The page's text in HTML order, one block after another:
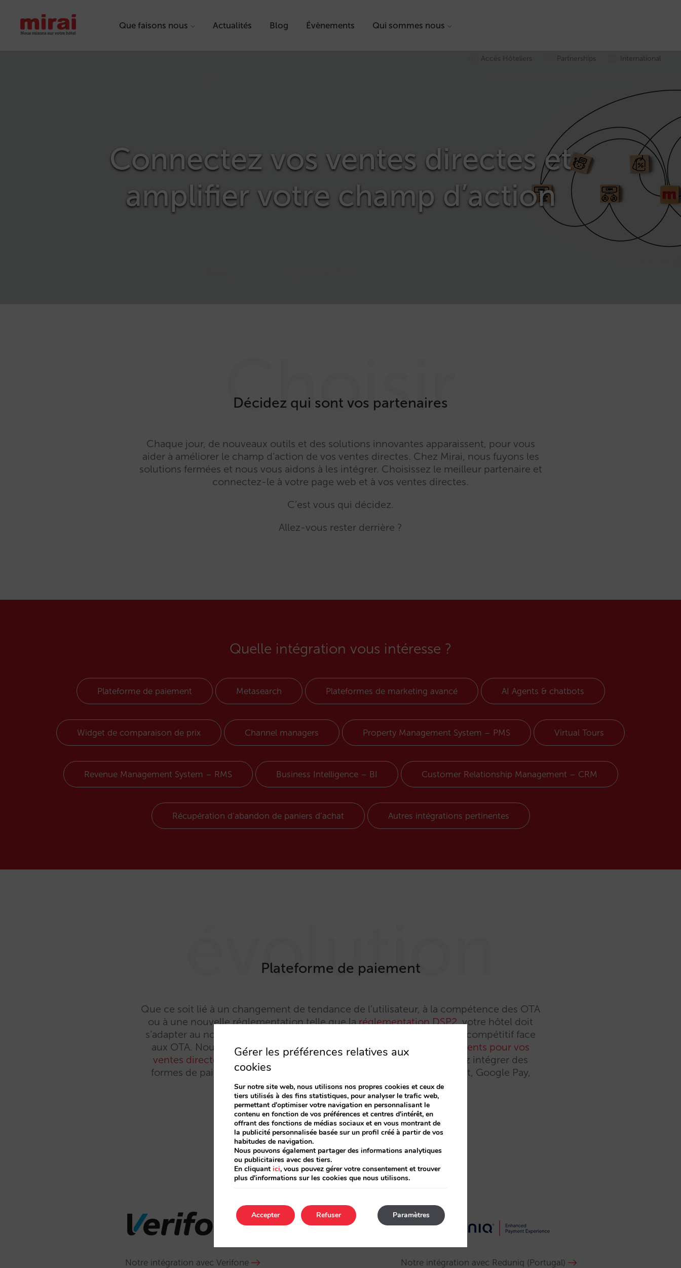
Que faisons nous Actualités Blog Évènements Qui sommes nous
Accès Hôteliers Partnerships International
Connectez vos ventes directes et
amplifier votre champ d’action
Choisir
Décidez qui sont vos partenaires
Chaque jour, de nouveaux outils et des solutions innovantes apparaissent, pour vous
aider à améliorer le champ d’action de vos ventes directes. Chez Mirai, nous fuyons les
solutions fermées et nous vous aidons à les intégrer. Choisissez le meilleur partenaire et
connectez-le à votre page web et à vos ventes directes.
C’est vous qui décidez.
Allez-vous rester derrière ?
Quelle intégration vous intéresse ?
Plateforme de paiement Metasearch Plateformes de marketing avancé AI Agents & chatbots
Widget de comparaison de prix Channel managers Property Management System – PMS Virtual Tours
Revenue Management System – RMS Business Intelligence – BI Customer Relationship Management – CRM
Récupération d’abandon de paniers d’achat Autres intégrations pertinentes
évolution
Plateforme de paiement
Que ce soit lié à un changement de tendance de l’utilisateur, à la compétence des OTA
ou à une nouvelle réglementation telle que laréglementation DSP2, votre hôtel doit
s’adapter au nouvel écosystème des moyens de paiement pour rester compétitif face
aux OTA. Nous vous aidons àchoisir le meilleur processeur de paiements pour vos
ventes directes
. À travers un grand nombre d’entre eux, vous pourrez intégrer des
formes de paiement alternatives, telles que Paypal, Apple Pay, Wechat, Google Pay,
Sofort, IDEAL ou Klarna, entre autres.
Notre intégration avec Stripe
Notre intégration avec Verifone Notre intégration avec Reduniq (Portugal)
Gérer les préférences relatives aux
cookies
Sur notre site web, nous utilisons nos propres cookies et ceux de
tiers utilisés à des fins statistiques, pour analyser le trafic web,
permettant d'optimiser votre navigation en personnalisant le
contenu en fonction de vos préférences et centres d'intérêt, en
offrant des fonctions de médias sociaux et en vous montrant de
la publicité personnalisée basée sur un profil créé à partir de vos
habitudes de navigation.
Nous pouvons également partager des informations analytiques
ou publicitaires avec des tiers.
En cliquant ici, vous pouvez gérer votre consentement et trouver
plus d'informations sur les cookies que nous utilisons.
Accepter Paramètres
Refuser